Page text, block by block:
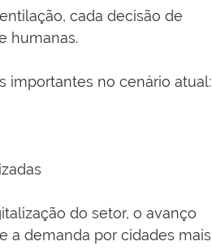
cada decisão de
humanas.
importantes no cenário atual:
do setor, o avanço
a demanda por cidades mais